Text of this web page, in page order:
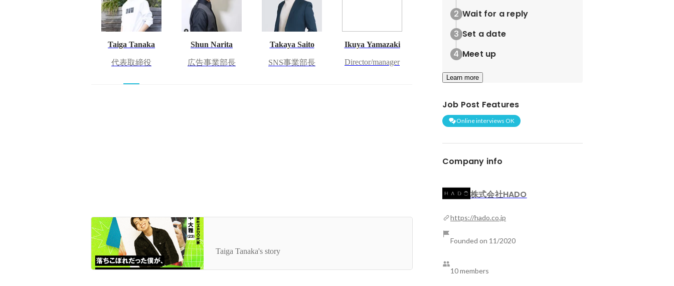
Taiga Tanaka
代表取締役
Shun Narita
広告事業部長
Takaya Saito
SNS事業部長
Ikuya Yamazaki
Director/manager
告で日本一を目指すまで。
Taiga Tanaka's story
Wait for a reply
Set a date
Meet up
Learn more
Job Post Features
Online interviews OK
Company info
株式会社HADO
https://hado.co.jp
Founded on 11/2020
10 members